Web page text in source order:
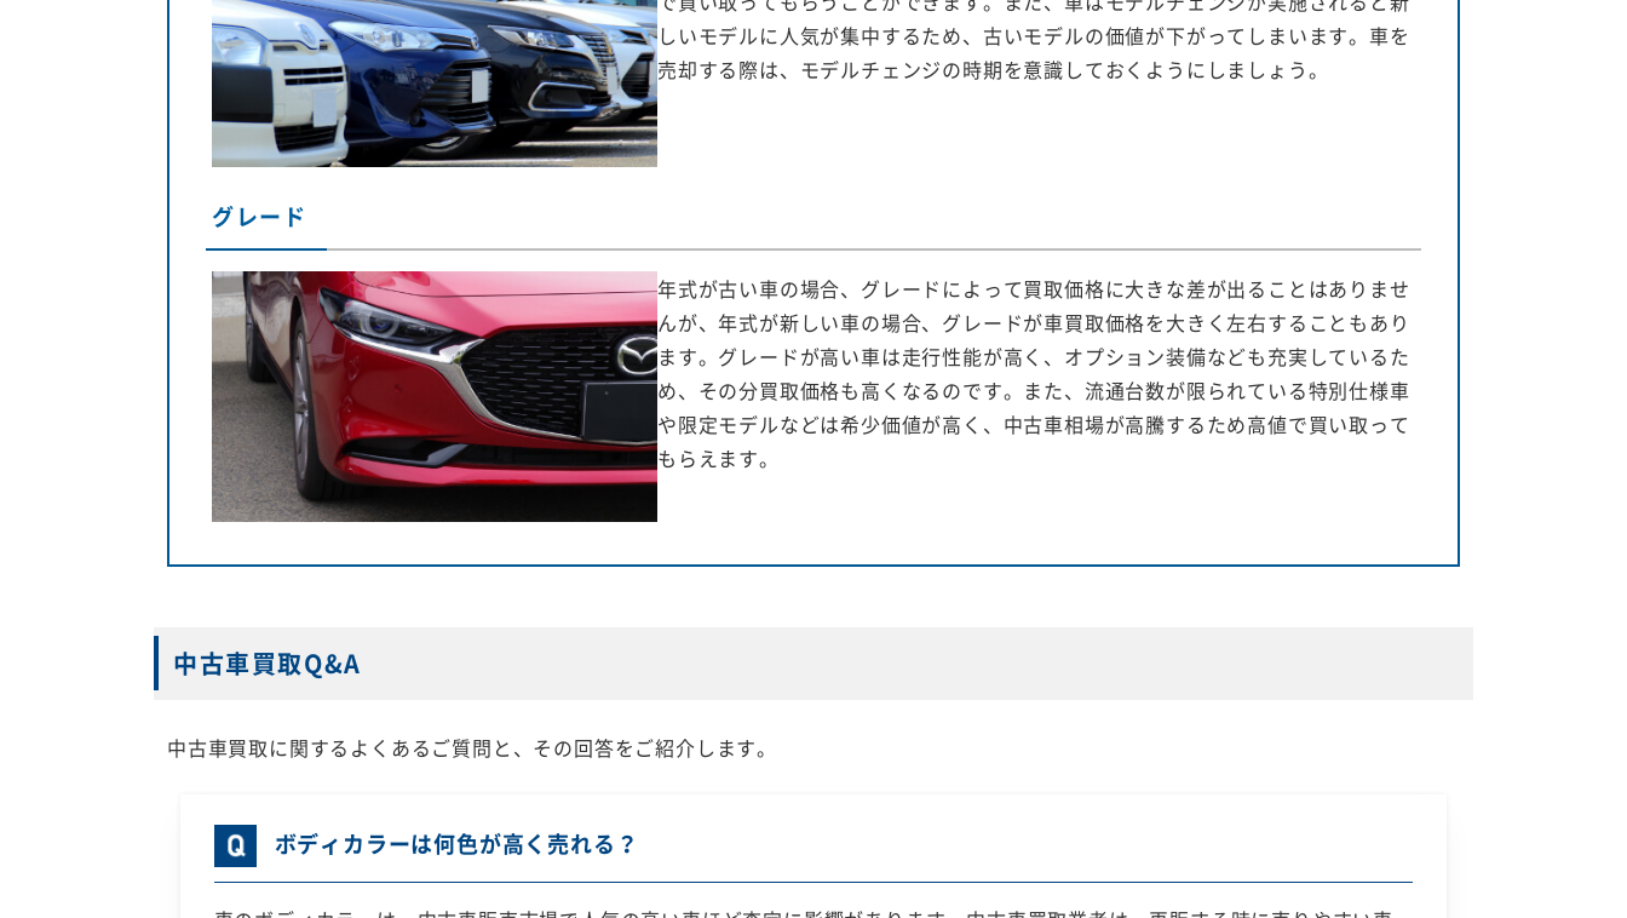
しいモデルに人気が集中するため、古いモデルの価値が下がってしまいます。車を
売却する際は、モデルチェンジの時期を意識しておくようにしましょう。
グレード
年式が古い車の場合、グレードによって買取価格に大きな差が出ることはありませ
んが、年式が新しい車の場合、グレードが車買取価格を大きく左右することもあり
ます。グレードが高い車は走行性能が高く、オプション装備なども充実しているた
め、その分買取価格も高くなるのです。また、流通台数が限られている特別仕様車
や限定モデルなどは希少価値が高く、中古車相場が高騰するため高値で買い取って
もらえます。
中古車買取Q&A
中古車買取に関するよくあるご質問と、その回答をご紹介します。
ボディカラーは何色が高く売れる？